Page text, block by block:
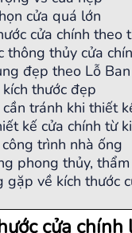
cửa quá lớn
cửa chính theo
thông thủy cửa
đẹp theo Lỗ Ban
thước đẹp
tránh khi thiết
kế cửa chính từ
trình nhà ống
phong thủy,
gặp về kích thước
cửa